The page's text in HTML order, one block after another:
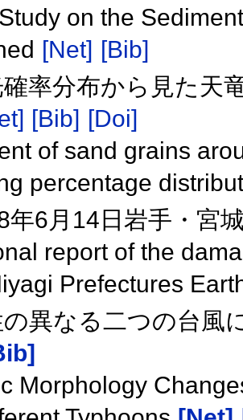
on the
[Net] [Bib]
率分布から見た天
[Bib] [Doi]
of sand grains
percentage
年6月14日岩手・宮
report of the
Prefectures
異なる二つの台風
Morphology